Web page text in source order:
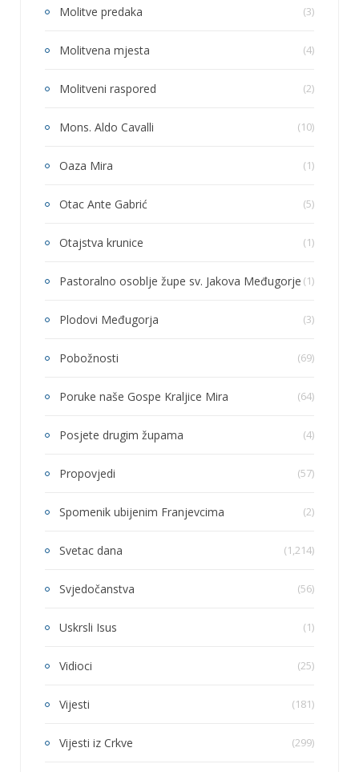
Molitve predaka (3)
Molitvena mjesta (4)
Molitveni raspored (2)
Mons. Aldo Cavalli (10)
Oaza Mira (1)
Otac Ante Gabrić (5)
Otajstva krunice (1)
Pastoralno osoblje župe sv. Jakova Međugorje (1)
Plodovi Međugorja (3)
Pobožnosti (69)
Poruke naše Gospe Kraljice Mira (64)
Posjete drugim župama (4)
Propovjedi (57)
Spomenik ubijenim Franjevcima (2)
Svetac dana (1,214)
Svjedočanstva (56)
Uskrsli Isus (1)
Vidioci (25)
Vijesti (181)
Vijesti iz Crkve (299)